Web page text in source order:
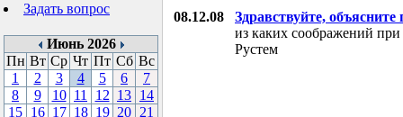
Задать вопрос
Июнь 2026
Пн Вт Ср Чт Пт Сб Вс
1
2 3 4 5 6
7
8
9 10 11 12 13 14
15 16 17 18 19 20 21
08.12.08
Здравствуйте, объясните
из каких соображений
Рустем